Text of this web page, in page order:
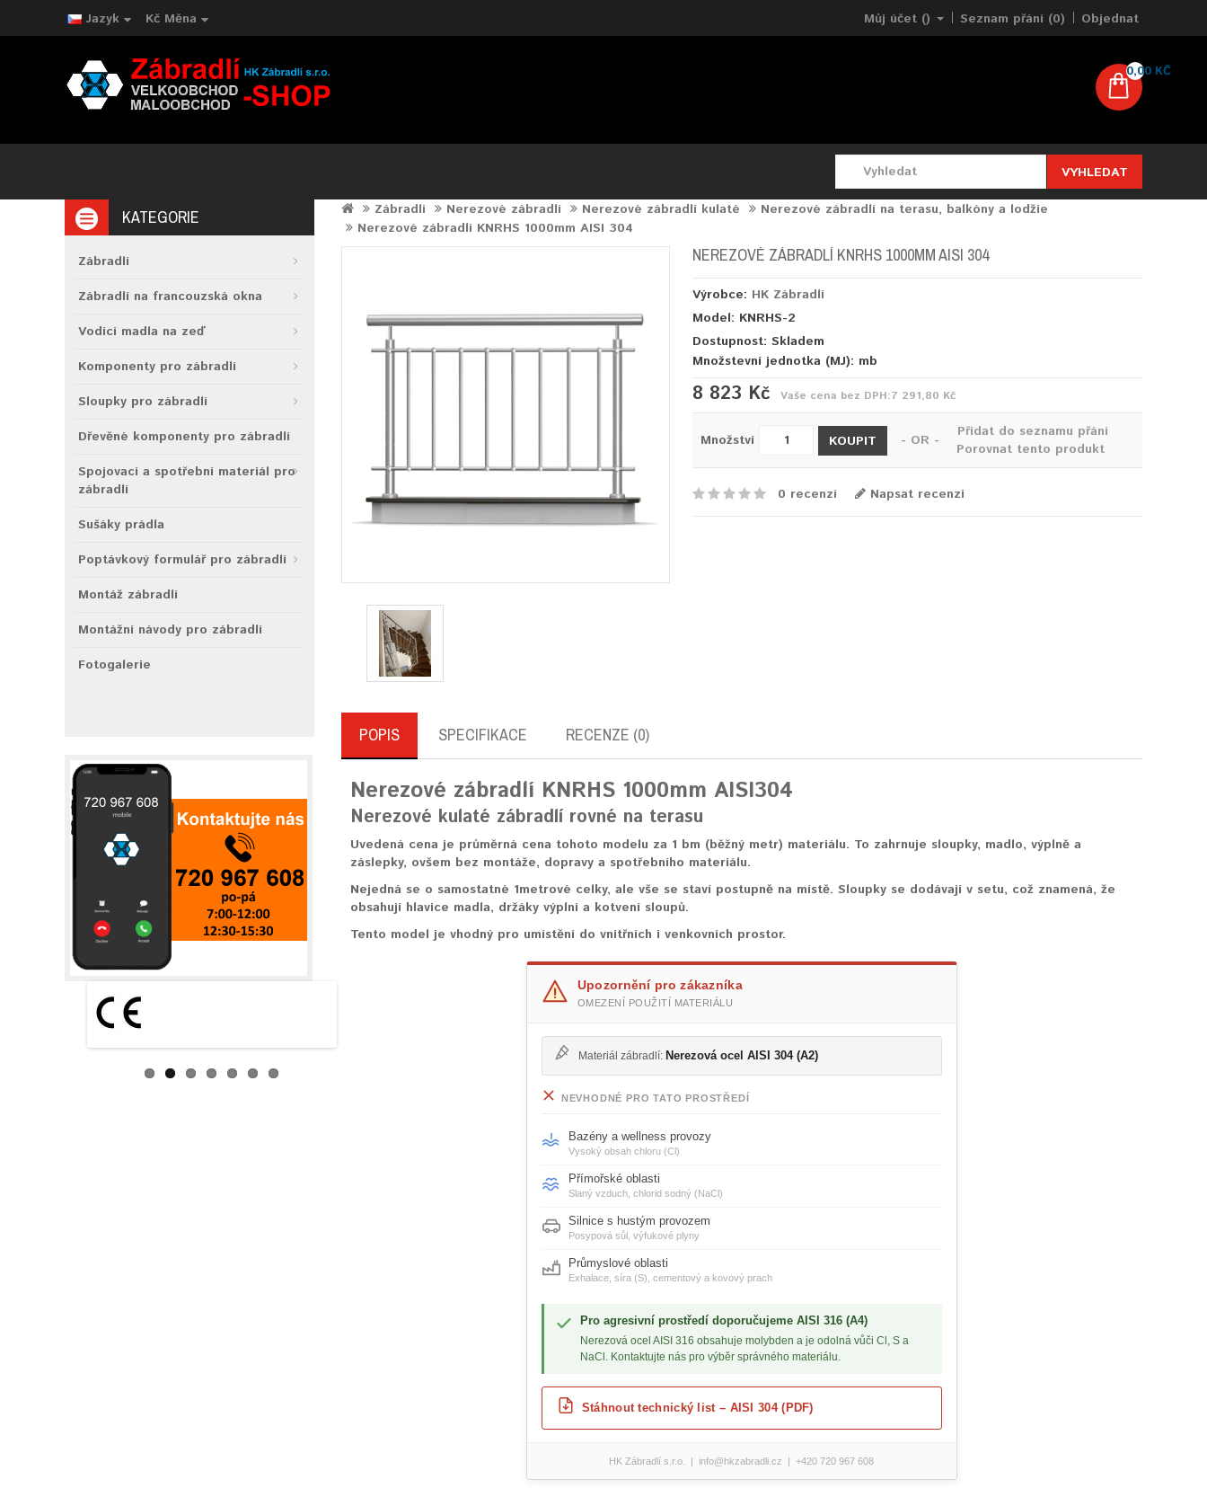
Jazyk Kč Měna Můj účet () Seznam přání (0) Objednat
0,00 KČ
VYHLEDAT
KATEGORIE
Zábradlí
Zábradlí na francouzská okna
Vodící madla na zeď
Komponenty pro zábradlí
Sloupky pro zábradlí
Dřevěné komponenty pro zábradlí
Spojovací a spotřební materiál pro
zábradlí
Sušáky prádla
Poptávkový formulář pro zábradlí
Montáž zábradlí
Montážní návody pro zábradlí
Fotogalerie
Zábradlí Nerezové zábradlí Nerezové zábradlí kulaté
Nerezové zábradlí na terasu, balkóny a lodžie
Nerezové zábradlí KNRHS 1000mm AISI 304
NEREZOVÉ ZÁBRADLÍ KNRHS 1000MM AISI 304
Výrobce: HK Zábradlí
Model: KNRHS-2
Dostupnost: Skladem
Množstevní jednotka (MJ): mb
8 823 Kč Vaše cena bez DPH:7 291,80 Kč
Množství KOUPIT - OR -
Přidat do seznamu přání
Porovnat tento produkt
0 recenzí Napsat recenzi
POPIS SPECIFIKACE RECENZE (0)
Nerezové zábradlí KNRHS 1000mm AISI304
Nerezové kulaté zábradlí rovné na terasu
Uvedená cena je průměrná cena tohoto modelu za 1 bm (běžný metr) materiálu. To zahrnuje sloupky, madlo, výplně a
záslepky, ovšem bez montáže, dopravy a spotřebního materiálu.
Nejedná se o samostatné 1metrové celky, ale vše se staví postupně na místě. Sloupky se dodávají v setu, což znamená, že
obsahují hlavice madla, držáky výplní a kotvení sloupů.
Tento model je vhodný pro umístění do vnitřních i venkovních prostor.
Upozornění pro zákazníka
OMEZENÍ POUŽITÍ MATERIÁLU
Materiál zábradlí: Nerezová ocel AISI 304 (A2)
NEVHODNÉ PRO TATO PROSTŘEDÍ
Bazény a wellness provozy
Vysoký obsah chloru (Cl)
Přímořské oblasti
Slaný vzduch, chlorid sodný (NaCl)
Silnice s hustým provozem
Posypová sůl, výfukové plyny
Průmyslové oblasti
Exhalace, síra (S), cementový a kovový prach
Pro agresivní prostředí doporučujeme AISI 316 (A4)
Nerezová ocel AISI 316 obsahuje molybden a je odolná vůči Cl, S a
NaCl. Kontaktujte nás pro výběr správného materiálu.
Stáhnout technický list – AISI 304 (PDF)
HK Zábradlí s.r.o. | info@hkzabradli.cz | +420 720 967 608